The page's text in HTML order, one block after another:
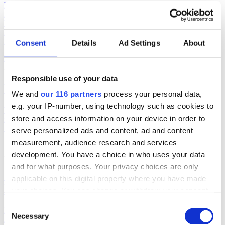
Consent Details Ad Settings About
Responsible use of your data
We and our 116 partners process your personal data,
e.g. your IP-number, using technology such as cookies to
store and access information on your device in order to
serve personalized ads and content, ad and content
measurement, audience research and services
development. You have a choice in who uses your data
and for what purposes. Your privacy choices are only
applicable on this digital property where you have made
the Privacy trigger icon.
Selection
Necessary
Den 1 augusti håller statsminister Ulf Kristersson (m) en mottagning
i Sagerska palatset för att ”uppmärksamma kulturella och kreativ
branscher” i samband med att Prideveckan körgång. Flera pr-
konsulter, politiker och influerare, men även konstnärer och
författare, finns med bland de 115 inbjudna. Här är hela listan.
kulturpolitik
Politiker pratar på Way out West
Två politiker är klara när musikfestivalen Way out West återinför
samtal i programmet. Programledare är Messiah Hallberg, som
vanligtvis leder Svenska Nyheter i SVT.
politik
2026-06-23, 17:41
”Ebba Buschs Sverigedröm kräver
Retorikkonsulten Camilla Eriksson analyserar partiledartalen i
Almedalen via sin proprietära varumärkesmodell Field of Meaning.